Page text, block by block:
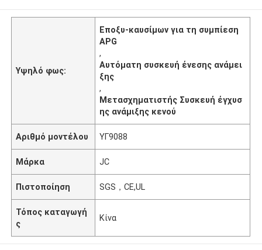
Υψηλό φως:
Εποξυ-καυσίμων για τη συμπίεση
APG
,
Αυτόματη συσκευή ένεσης ανάμει
ξης
,
Μετασχηματιστής Συσκευή έγχυσ
ης ανάμιξης κενού
Αριθμό μοντέλου ΥΓ9088
Μάρκα JC
Πιστοποίηση SGS，CE,UL
Τόπος καταγωγή
ς
Κίνα